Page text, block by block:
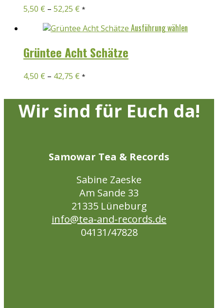
gewählt
Die
Optionen
können
auf
werden
5,50 € – 52,25 € *
Ausführung wählen
können
Grüntee Acht Schätze
4,50 € – 42,75 € *
Wir sind für Euch da!
Samowar Tea & Records
Sabine Zaeske
Am Sande 33
21335 Lüneburg
info@tea-and-records.de
04131/47828